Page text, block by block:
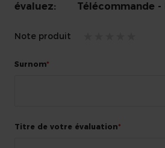
évaluez:
Télécommande -
Note produit
Surnom
Titre de votre évaluation